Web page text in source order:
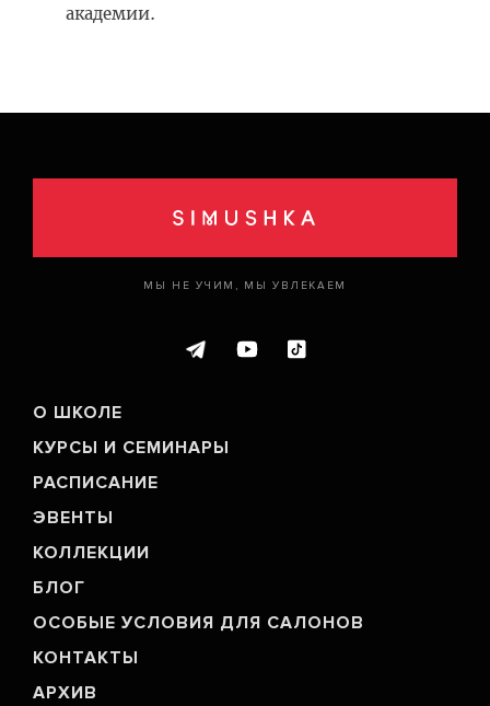
академии.
МЫ НЕ УЧИМ, МЫ УВЛЕКАЕМ
О ШКОЛЕ
КУРСЫ И СЕМИНАРЫ
РАСПИСАНИЕ
ЭВЕНТЫ
КОЛЛЕКЦИИ
БЛОГ
ОСОБЫЕ УСЛОВИЯ ДЛЯ САЛОНОВ
КОНТАКТЫ
АРХИВ